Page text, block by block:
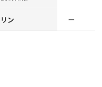
リン ー